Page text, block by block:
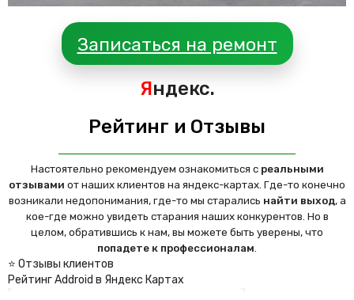
Записаться на ремонт
Яндекс.
Рейтинг и Отзывы
Настоятельно рекомендуем ознакомиться с реальными
отзывами от наших клиентов на яндекс-картах. Где-то конечно
возникали недопонимания, где-то мы старались найти выход, а
кое-где можно увидеть старания наших конкурентов. Но в
целом, обратившись к нам, вы можете быть уверены, что
попадете к профессионалам
⭐ Отзывы клиентов
Рейтинг Addroid в Яндекс Картах